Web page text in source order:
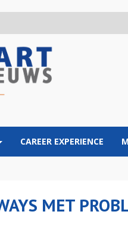
CAREER EXPERIENCE
MET